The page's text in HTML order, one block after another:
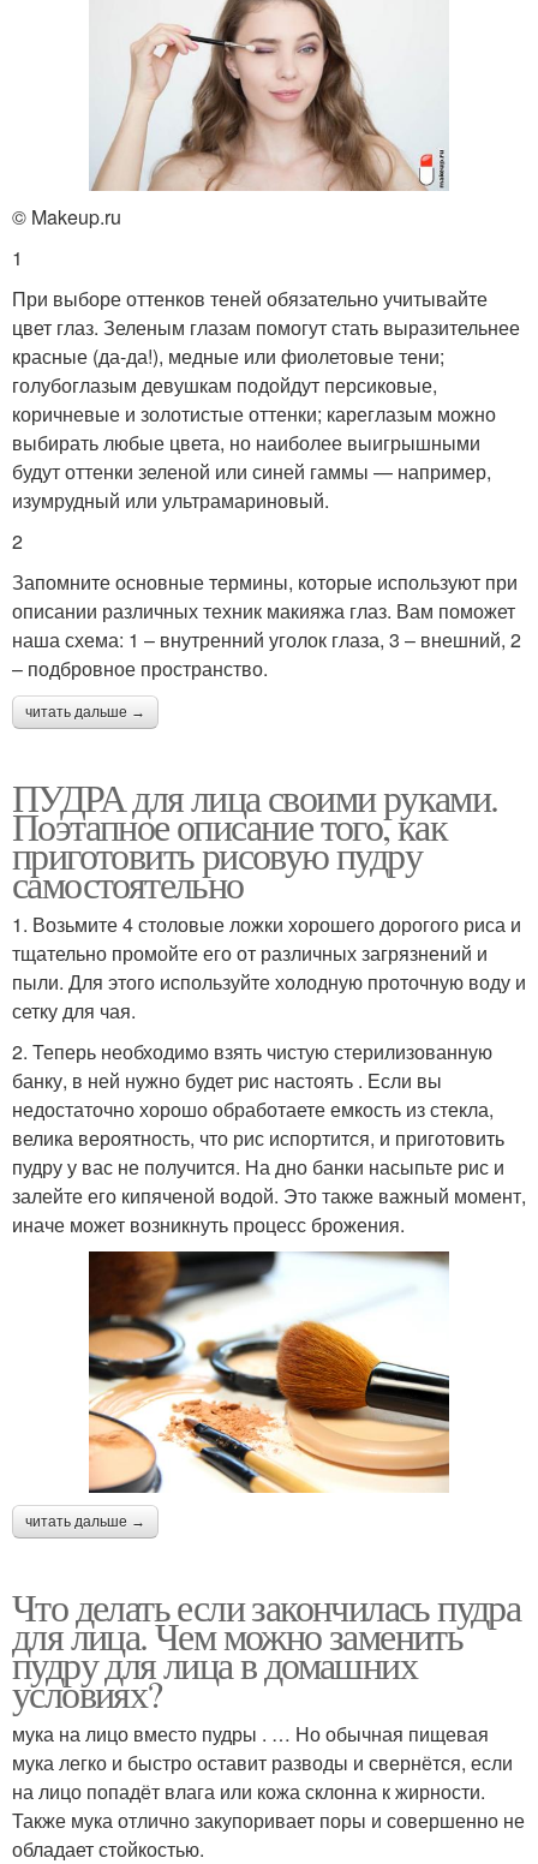
© Makeup.ru
1
При выборе оттенков теней обязательно учитывайте
цвет глаз. Зеленым глазам помогут стать выразительнее
красные (да-да!), медные или фиолетовые тени;
голубоглазым девушкам подойдут персиковые,
коричневые и золотистые оттенки; кареглазым можно
выбирать любые цвета, но наиболее выигрышными
будут оттенки зеленой или синей гаммы — например,
изумрудный или ультрамариновый.
2
Запомните основные термины, которые используют при
описании различных техник макияжа глаз. Вам поможет
наша схема: 1 – внутренний уголок глаза, 3 – внешний, 2
– подбровное пространство.
читать дальше →
ПУДРА для лица своими руками.
Поэтапное описание того, как
приготовить рисовую пудру
самостоятельно
1. Возьмите 4 столовые ложки хорошего дорогого риса и
тщательно промойте его от различных загрязнений и
пыли. Для этого используйте холодную проточную воду и
сетку для чая.
2. Теперь необходимо взять чистую стерилизованную
банку, в ней нужно будет рис настоять . Если вы
недостаточно хорошо обработаете емкость из стекла,
велика вероятность, что рис испортится, и приготовить
пудру у вас не получится. На дно банки насыпьте рис и
залейте его кипяченой водой. Это также важный момент,
иначе может возникнуть процесс брожения.
читать дальше →
Что делать если закончилась пудра
для лица. Чем можно заменить
пудру для лица в домашних
условиях?
мука на лицо вместо пудры . … Но обычная пищевая
мука легко и быстро оставит разводы и свернётся, если
на лицо попадёт влага или кожа склонна к жирности.
Также мука отлично закупоривает поры и совершенно не
обладает стойкостью.